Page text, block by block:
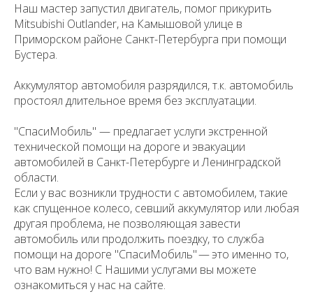
Наш мастер запустил двигатель, помог прикурить
Mitsubishi Outlander, на Камышовой улице в
Приморском районе Санкт-Петербурга при помощи
Бустера.
Аккумулятор автомобиля разрядился, т.к. автомобиль
простоял длительное время без эксплуатации.
"СпасиМобиль" — предлагает услуги экстренной
технической помощи на дороге и эвакуации
автомобилей в Санкт-Петербурге и Ленинградской
области.
Если у вас возникли трудности с автомобилем, такие
как спущенное колесо, севший аккумулятор или любая
другая проблема, не позволяющая завести
автомобиль или продолжить поездку, то служба
помощи на дороге "СпасиМобиль" — это именно то,
что вам нужно! С Нашими услугами вы можете
ознакомиться у нас на сайте.